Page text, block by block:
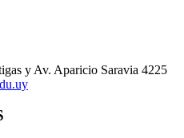
y Av. Aparicio Saravia 4225